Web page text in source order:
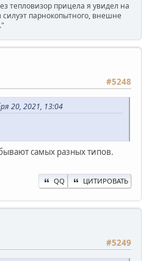
тепловизор прицела я увидел на
парнокопытного, внешне
#5248
20, 2021, 13:04
самых разных типов.
QQ ЦИТИРОВАТЬ
#5249